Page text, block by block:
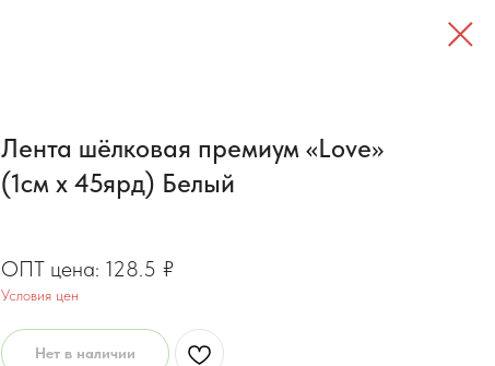
Лента шёлковая премиум «Love»
(1см х 45ярд) Белый
128.5 ₽
Условия цен
Нет в наличии